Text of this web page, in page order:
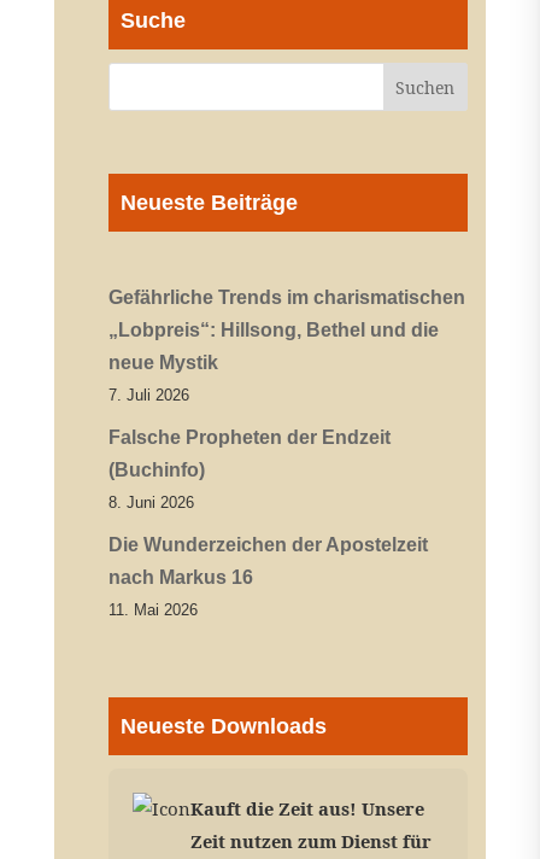
Suche
Neueste Beiträge
Gefährliche Trends im charismatischen
„Lobpreis“: Hillsong, Bethel und die
neue Mystik
7. Juli 2026
Falsche Propheten der Endzeit
(Buchinfo)
8. Juni 2026
Die Wunderzeichen der Apostelzeit
nach Markus 16
11. Mai 2026
Neueste Downloads
Kauft die Zeit aus! Unsere
Zeit nutzen zum Dienst für